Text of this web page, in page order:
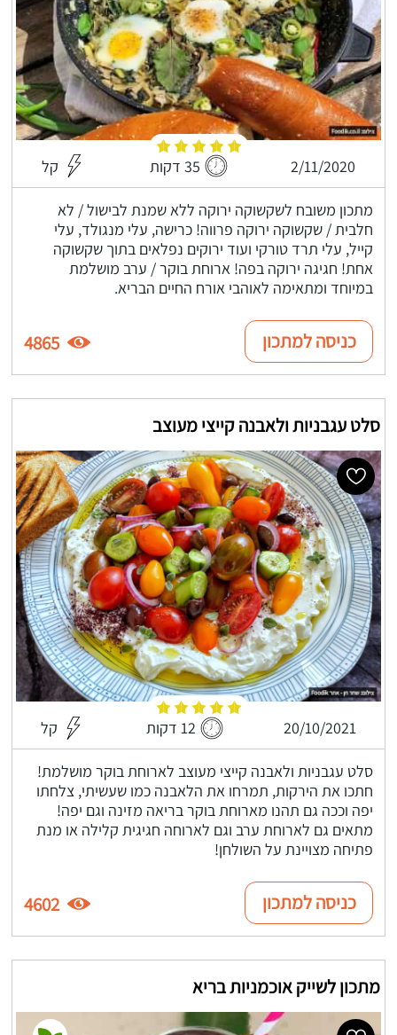
2/11/2020 35 דקות קל
מתכון משובח לשקשוקה ירוקה ללא שמנת לבישול / לא
חלבית / שקשוקה ירוקה פרווה! כרישה, עלי מנגולד, עלי
קייל, עלי תרד טורקי ועוד ירוקים נפלאים בתוך שקשוקה
אחת! חגיגה ירוקה בפה! ארוחת בוקר / ערב מושלמת
במיוחד ומתאימה לאוהבי אורח החיים הבריא.
כניסה למתכון 4865
סלט עגבניות ולאבנה קייצי מעוצב
20/10/2021 12 דקות קל
סלט עגבניות ולאבנה קייצי מעוצב לארוחת בוקר מושלמת!
חתכו את הירקות, תמרחו את הלאבנה כמו שעשיתי, צלחתו
יפה וככה גם תהנו מארוחת בוקר בריאה מזינה וגם יפה!
מתאים גם לארוחת ערב וגם לארוחה חגיגית קלילה או מנת
פתיחה מצויינת על השולחן!
כניסה למתכון 4602
מתכון לשייק אוכמניות בריא